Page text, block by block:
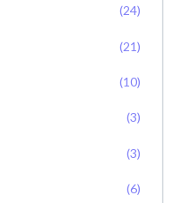
(24)
(21)
(10)
(3)
(3)
(6)